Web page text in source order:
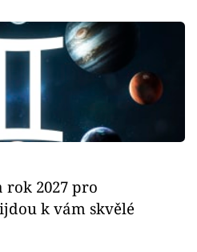
rok 2027 pro
k vám skvělé